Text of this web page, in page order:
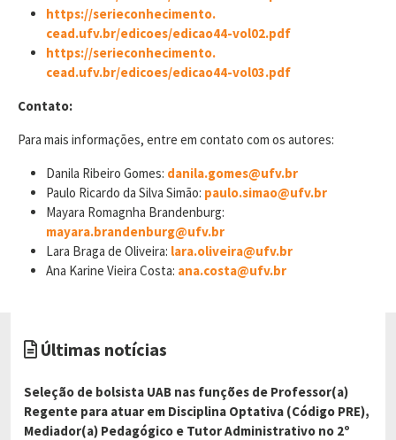
https://serieconhecimento.
cead.ufv.br/edicoes/edicao44-vol02.pdf
https://serieconhecimento.
cead.ufv.br/edicoes/edicao44-vol03.pdf
Contato:
Para mais informações, entre em contato com os autores:
Danila Ribeiro Gomes: danila.gomes@ufv.br
Paulo Ricardo da Silva Simão: paulo.simao@ufv.br
Mayara Romagnha Brandenburg:
mayara.brandenburg@ufv.br
Lara Braga de Oliveira: lara.oliveira@ufv.br
Ana Karine Vieira Costa: ana.costa@ufv.br
Últimas notícias
Seleção de bolsista UAB nas funções de Professor(a)
Regente para atuar em Disciplina Optativa (Código PRE),
Mediador(a) Pedagógico e Tutor Administrativo no 2º